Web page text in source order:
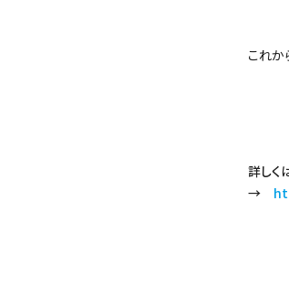
これか
詳しく
→